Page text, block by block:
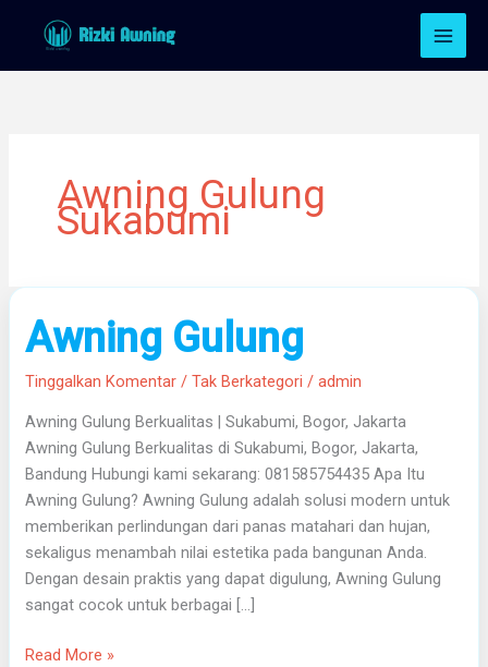
Awning Gulung
Sukabumi
Awning Gulung
Tinggalkan Komentar /Tak Berkategori /admin
Awning Gulung Berkualitas | Sukabumi, Bogor, Jakarta
Awning Gulung Berkualitas di Sukabumi, Bogor, Jakarta,
Bandung Hubungi kami sekarang: 081585754435 Apa Itu
Awning Gulung? Awning Gulung adalah solusi modern untuk
memberikan perlindungan dari panas matahari dan hujan,
sekaligus menambah nilai estetika pada bangunan Anda.
Dengan desain praktis yang dapat digulung, Awning Gulung
sangat cocok untuk berbagai […]
Awning
Gulung
Read More »